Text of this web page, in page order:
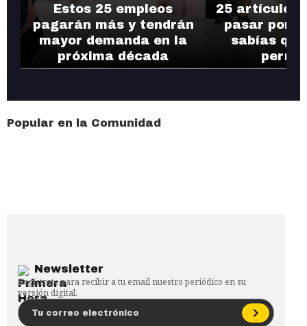
Estos 25 empleos
pagarán más y tendrán
mayor demanda en la
próxima década
25 artículos
pasar por
sabías
Popular en la Comunidad
Newsletter
Regístrate para recibir a tu email nuestro periódico en su
versión digital.